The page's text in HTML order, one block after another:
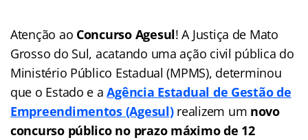
Atenção ao Concurso Agesul! A Justiça de Mato
Grosso do Sul, acatando uma ação civil pública do
Ministério Público Estadual (MPMS), determinou
que o Estado e aAgência Estadual de Gestão de
Empreendimentos (Agesul)realizem um novo
concurso público no prazo máximo de 12